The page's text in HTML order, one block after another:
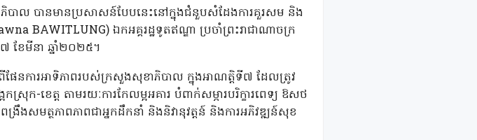
ាភិបាល បានមានប្រសាសន៍បែបនេះនៅក្នុងជំនួបសំដែងការគួរសម និង
BAWITLUNG) ឯកអគ្គរដ្ឋទូតឥណ្ឌា ប្រចាំព្រះរាជាណាចក្រ
ខែមីនា ឆ្នាំ២០២៥។
ពីផែនការអាទិភាពរបស់ក្រសួងសុខាភិបាល ក្នុងអាណត្តិទី៧ ដែលត្រូវ
ស្រុក-ខេត្ត តាមរយៈការកែលម្អអគារ បំពាក់សម្ភារបរិក្ខារពេទ្យ ឱសថ
រឹងសមត្ថភាពភាពជាអ្នកដឹកនាំ និងនិវានុវត្តន៍ និងការអភិវឌ្ឍន៍សុខ